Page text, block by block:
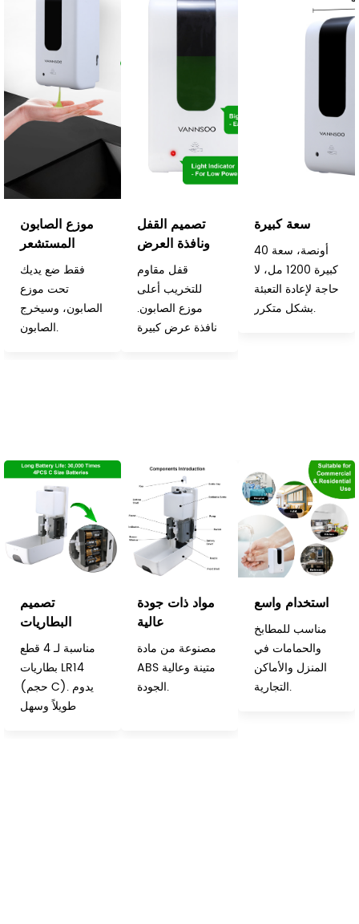
موزع الصابون
المستشعر
فقط ضع يديك
تحت موزع
الصابون، وسيخرج
الصابون.
تصميم القفل
ونافذة العرض
قفل مقاوم
للتخريب أعلى
موزع الصابون.
نافذة عرض كبيرة
سعة كبيرة
40 أونصة، سعة
كبيرة 1200 مل، لا
حاجة لإعادة التعبئة
بشكل متكرر.
تصميم
البطاريات
مناسبة لـ 4 قطع
بطاريات LR14
(حجم C). يدوم
طويلاً وسهل
مواد ذات جودة
عالية
مصنوعة من مادة
ABS متينة وعالية
الجودة.
استخدام واسع
مناسب للمطابخ
والحمامات في
المنزل والأماكن
التجارية.